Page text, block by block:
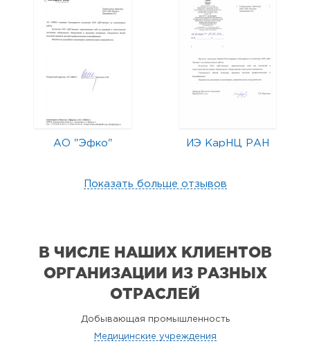
АО "Эфко" ИЭ КарНЦ РАН
Показать больше отзывов
В ЧИСЛЕ НАШИХ КЛИЕНТОВ
ОРГАНИЗАЦИИ ИЗ РАЗНЫХ
ОТРАСЛЕЙ
Добывающая промышленность
Медицинские учреждения